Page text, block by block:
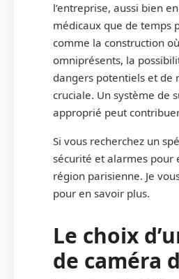
l’entreprise, aussi bien
médicaux que de temps
comme la construction
omniprésents, la
dangers potentiels et de
cruciale. Un système de
approprié peut
Si vous recherchez un
sécurité et alarmes pour
région parisienne. Je
pour en savoir plus.
Le choix
de caméra